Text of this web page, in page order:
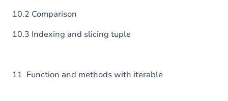
10.2 Comparison
10.3 Indexing and slicing tuple
11 Function and methods with iterable